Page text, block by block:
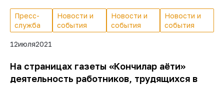
Пресс-
служба
Новости и
события
Новости и
события
Новости и
события
12июля2021
На страницах газеты «Кончилар ҳаёти»
деятельность работников, трудящихся в